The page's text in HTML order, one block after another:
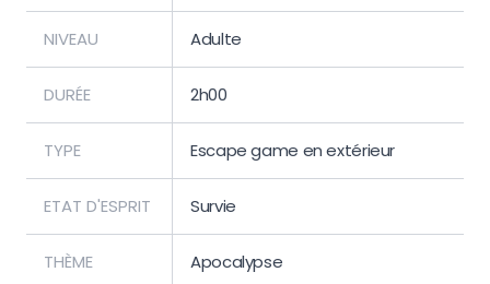
NIVEAU Adulte
DURÉE 2h00
TYPE Escape game en extérieur
ETAT D'ESPRIT Survie
THÈME Apocalypse